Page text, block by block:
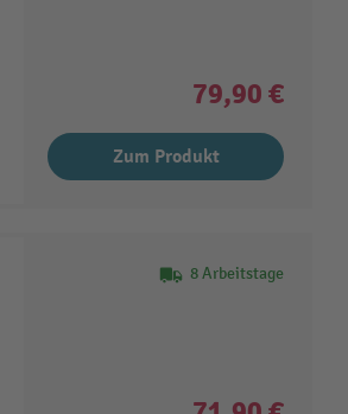
79,90 €
Zum Produkt
8 Arbeitstage